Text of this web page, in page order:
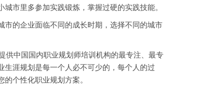
市里多参加实践锻炼，掌握过硬的实践技能。
的企业面临不同的成长时期，选择不同的城市
中国国内职业规划师培训机构的最专注、最专
涯规划是每一个人必不可少的，每个人的过
的个性化职业规划方案。